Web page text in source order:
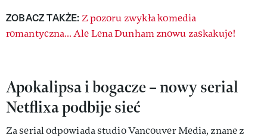
ZOBACZ TAKŻE: Z pozoru zwykła komedia
romantyczna… Ale Lena Dunham znowu zaskakuje!
Apokalipsa i bogacze – nowy serial
Netflixa podbije sieć
Za serial odpowiada studio Vancouver Media, znane z